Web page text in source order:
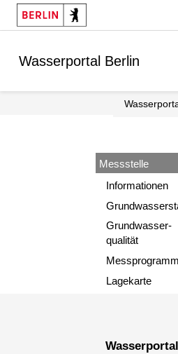
Springe zur Navigation
Springe zum Inhalt
Wasserportal Berlin
Messstelle
Informationen
Grundwasser-
qualität
Messprogramm
Lagekarte